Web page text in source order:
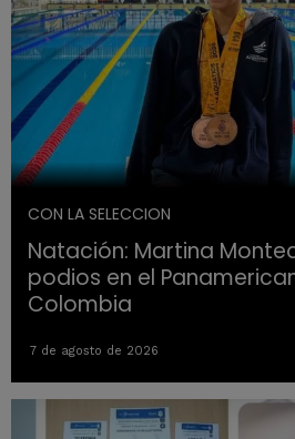
CON LA SELECCION
Natación: Martina
podios en el
Colombia
7 de agosto de 2026